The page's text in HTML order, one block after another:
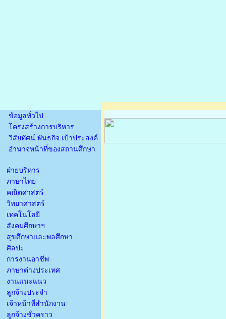
ข้อมูลทั่วไป
โครงสร้างการบริหาร
วิสัยทัศน์ พันธกิจ เป้าประสงค์
อำนาจหน้าที่ของสถานศึกษา
ฝ่ายบริหาร
ภาษาไทย
คณิตศาสตร์
วิทยาศาสตร์
เทคโนโลยี
สังคมศึกษาฯ
สุขศึกษาและพลศึกษา
ศิลปะ
การงานอาชีพ
ภาษาต่างประเทศ
งานแนะแนว
ลูกจ้างประจำ
เจ้าหน้าที่สำนักงาน
ลูกจ้างชั่วคราว